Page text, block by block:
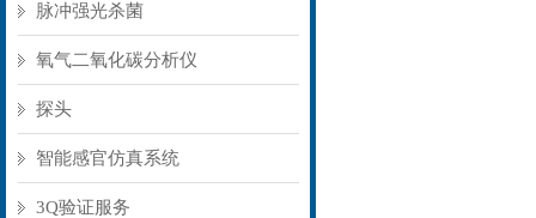
脉冲强光杀菌
氧气二氧化碳分析仪
探头
智能感官仿真系统
3Q验证服务